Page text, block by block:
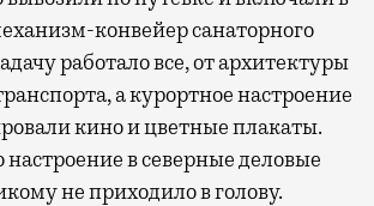
конвейер санаторного
работало все, от архитектуры
а курортное настроение
кино и цветные плакаты.
настроение в северные деловые
не приходило в голову.